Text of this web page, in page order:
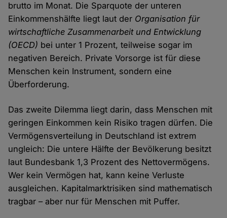
brutto im Monat. Die Sparquote der unteren
Einkommenshälfte liegt laut der Organisation für
wirtschaftliche Zusammenarbeit und Entwicklung
(OECD) bei unter 1 Prozent, teilweise sogar im
negativen Bereich. Private Vorsorge ist für diese
Menschen kein Instrument, sondern eine
Überforderung.
Das zweite Dilemma liegt darin, dass Menschen mit
geringen Einkommen kein Risiko tragen dürfen. Die
Vermögensverteilung in Deutschland ist extrem
ungleich: Die untere Hälfte der Bevölkerung besitzt
laut Bundesbank 1,3 Prozent des Nettovermögens.
Wer kein Vermögen hat, kann keine Verluste
ausgleichen. Kapitalmarktrisiken sind mathematisch
tragbar – aber nur für Menschen mit Puffer.